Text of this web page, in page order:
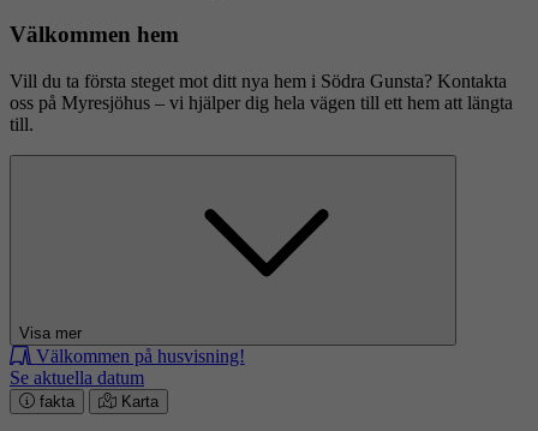
Välkommen hem
Vill du ta första steget mot ditt nya hem i Södra Gunsta? Kontakta
oss på Myresjöhus – vi hjälper dig hela vägen till ett hem att längta
till.
Visa mer
Välkommen på husvisning!
Se aktuella datum
fakta Karta